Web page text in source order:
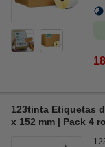
123tinta Etiquetas
x 152 mm | Pack 4